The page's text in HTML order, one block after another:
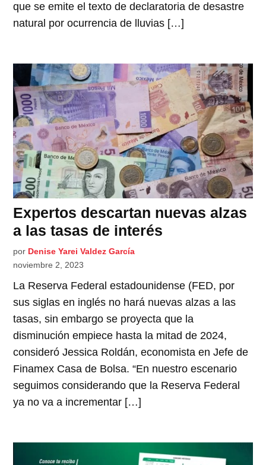
que se emite el texto de declaratoria de desastre
natural por ocurrencia de lluvias […]
Expertos descartan nuevas alzas
a las tasas de interés
por Denise Yarei Valdez García
noviembre 2, 2023
La Reserva Federal estadounidense (FED, por
sus siglas en inglés no hará nuevas alzas a las
tasas, sin embargo se proyecta que la
disminución empiece hasta la mitad de 2024,
consideró Jessica Roldán, economista en Jefe de
Finamex Casa de Bolsa. “En nuestro escenario
seguimos considerando que la Reserva Federal
ya no va a incrementar […]